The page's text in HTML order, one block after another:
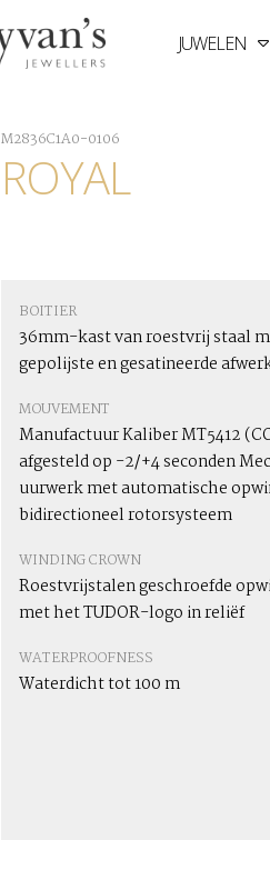
JUWELEN
M2836C1A0-0106
ROYAL
BOITIER
36mm-kast van roestvrij staal
gepolijste en gesatineerde
MOUVEMENT
Manufactuur Kaliber MT5412
afgesteld op -2/+4 seconden
uurwerk met automatische
bidirectioneel rotorsysteem
WINDING CROWN
Roestvrijstalen geschroefde
met het TUDOR-logo in reliëf
WATERPROOFNESS
Waterdicht tot 100 m